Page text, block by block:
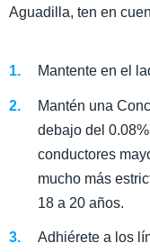
Aguadilla, ten en
Mantente en el
Mantén una
debajo del
conductores
mucho más
18 a 20 años.
Adhiérete a los